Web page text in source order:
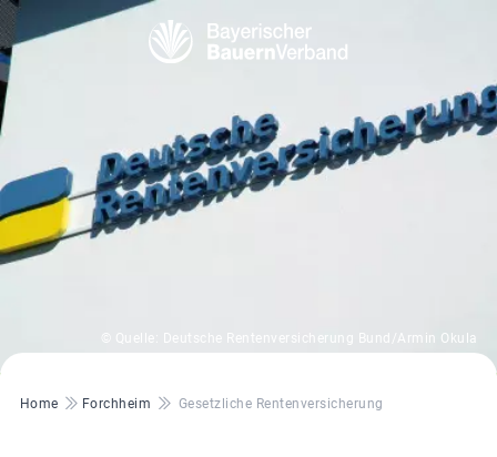
© Quelle: Deutsche Rentenversicherung Bund/Armin Okula
Pfadnavigation
Home Forchheim Gesetzliche Rentenversicherung